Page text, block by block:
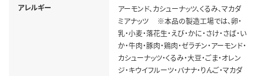
アレルギー
アーモンド、カシューナッツ、くるみ、マカダ
ミアナッツ ※本品の製造工場では、卵・
乳・小麦・落花生・えび・かに・さけ・さば・い
か・牛肉・豚肉・鶏肉・ゼラチン・アーモンド・
カシューナッツ・くるみ・大豆・ごま・オレン
ジ・キウイフルーツ・バナナ・りんご・マカダ